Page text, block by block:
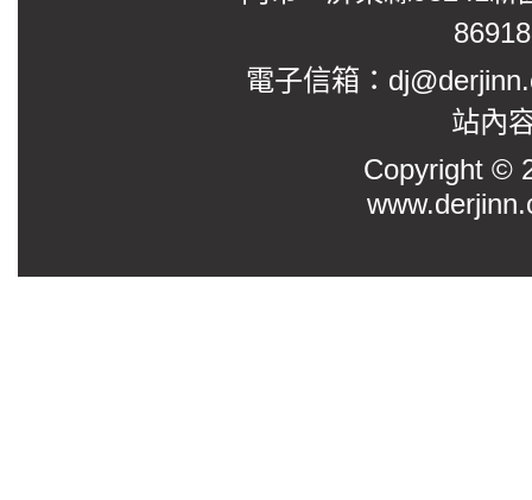
電子信箱：
站內
Copyright ©